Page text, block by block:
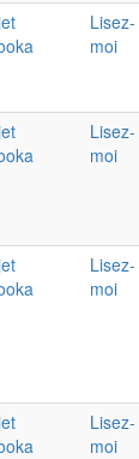
Lisez-
moi
Lisez-
moi
Lisez-
moi
Lisez-
moi